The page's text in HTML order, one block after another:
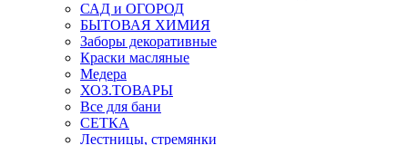
САД и ОГОРОД
БЫТОВАЯ ХИМИЯ
Заборы декоративные
Краски масляные
Медера
ХОЗ.ТОВАРЫ
Все для бани
СЕТКА
Лестницы, стремянки